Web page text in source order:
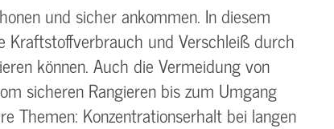
und sicher ankommen. In diesem
Kraftstoffverbrauch und Verschleiß durch
können. Auch die Vermeidung von
sicheren Rangieren bis zum Umgang
Themen: Konzentrationserhalt bei langen